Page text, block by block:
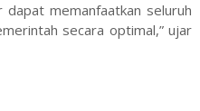
memanfaatkan seluruh
secara optimal,” ujar